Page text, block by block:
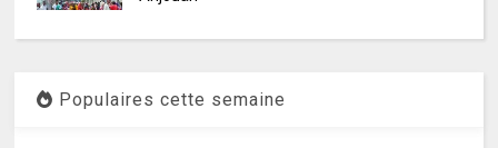
Populaires cette semaine